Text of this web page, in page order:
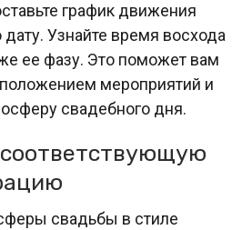
график движения
Узнайте время восхода
ее фазу. Это поможет вам
мероприятий и
свадебного дня.
свадьбы в стиле